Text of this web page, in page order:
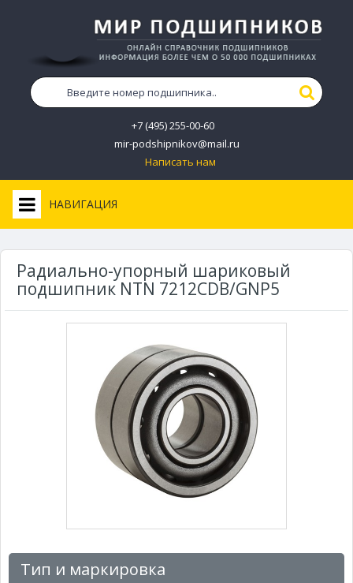
+7 (495) 255-00-60
mir-podshipnikov@mail.ru
Написать нам
НАВИГАЦИЯ
Радиально-упорный шариковый
подшипник NTN 7212CDB/GNP5
Тип и маркировка